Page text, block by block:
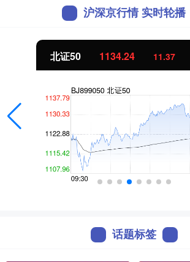
沪深京行情 实时轮播
北证50 1134.24 11.37
话题标签